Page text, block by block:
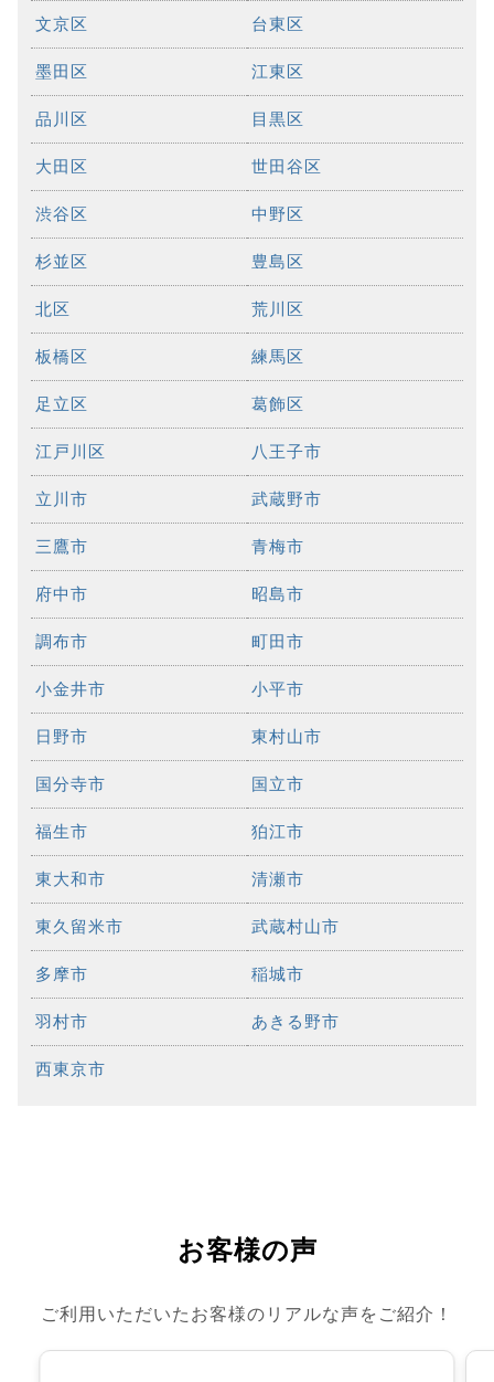
文京区 台東区
墨田区 江東区
品川区 目黒区
大田区 世田谷区
渋谷区 中野区
杉並区 豊島区
北区 荒川区
板橋区 練馬区
足立区 葛飾区
江戸川区 八王子市
立川市 武蔵野市
三鷹市 青梅市
府中市 昭島市
調布市 町田市
小金井市 小平市
日野市 東村山市
国分寺市 国立市
福生市 狛江市
東大和市 清瀬市
東久留米市 武蔵村山市
多摩市 稲城市
羽村市 あきる野市
西東京市
お客様の声
ご利用いただいたお客様のリアルな声をご紹介！